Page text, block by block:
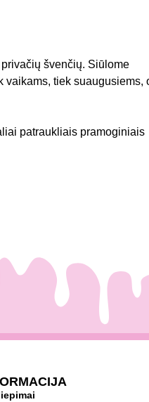
švenčių. Siūlome
vaikams, tiek suaugusiems,
patraukliais pramoginiais